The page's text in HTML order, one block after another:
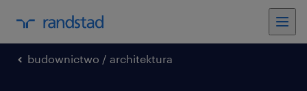
budownictwo / architektura